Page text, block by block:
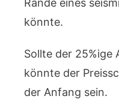
Rande eines
könnte.
Sollte der 25%ige
könnte der
der Anfang sein.